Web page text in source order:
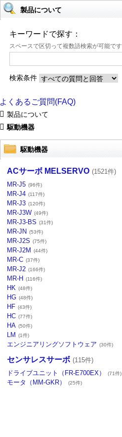
製品について
キーワードで探す：
スペースで区切って複数語検索が可能です
検索条件
よくあるご質問(FAQ)
製品について
駆動機器
駆動機器
ACサーボ MELSERVO (1521件)
MR-J5 (96件)
MR-J4 (117件)
MR-J3 (120件)
MR-J3W (49件)
MR-J3-BS (31件)
MR-JN (53件)
MR-J2S (75件)
MR-J2M (44件)
MR-C (37件)
MR-J2 (166件)
MR-H (116件)
HK (48件)
HG (48件)
HF (43件)
HC (77件)
HA (50件)
LM (1件)
エンジニアリングソフトウェア (30件)
センサレスサーボ (115件)
ドライブユニット（FR-E700EX）
(71件)
モータ（MM-GKR） (25件)